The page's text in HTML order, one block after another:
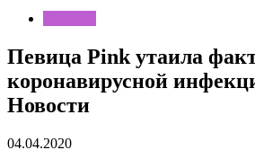
Певица Pink утаила
коронавирусной
Новости
04.04.2020